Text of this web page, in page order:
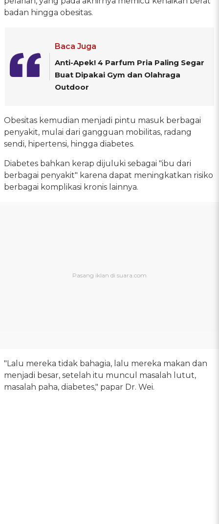
badan hingga obesitas.
Baca Juga
Anti-Apek! 4 Parfum Pria Paling Segar
Buat Dipakai Gym dan Olahraga
Outdoor
Obesitas kemudian menjadi pintu masuk berbagai
penyakit, mulai dari gangguan mobilitas, radang
sendi, hipertensi, hingga diabetes.
Diabetes bahkan kerap dijuluki sebagai "ibu dari
berbagai penyakit" karena dapat meningkatkan risiko
berbagai komplikasi kronis lainnya.
"Lalu mereka tidak bahagia, lalu mereka makan dan
menjadi besar, setelah itu muncul masalah lutut,
masalah paha, diabetes," papar Dr. Wei.